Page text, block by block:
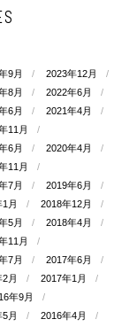
9月
2023年12月
8月
2022年6月
6月
2021年4月
11月
6月
2020年4月
11月
7月
2019年6月
1月
2018年12月
5月
2018年4月
11月
7月
2017年6月
2月
2017年1月
年9月
5月
2016年4月